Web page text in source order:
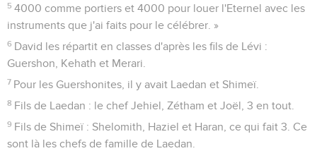
5 4000 comme portiers et 4000 pour louer l'Eternel avec les
instruments que j'ai faits pour le célébrer. »
6 David les répartit en classes d'après les fils de Lévi :
Guershon, Kehath et Merari.
7 Pour les Guershonites, il y avait Laedan et Shimeï.
8 Fils de Laedan : le chef Jehiel, Zétham et Joël, 3 en tout.
9 Fils de Shimeï : Shelomith, Haziel et Haran, ce qui fait 3. Ce
sont là les chefs de famille de Laedan.